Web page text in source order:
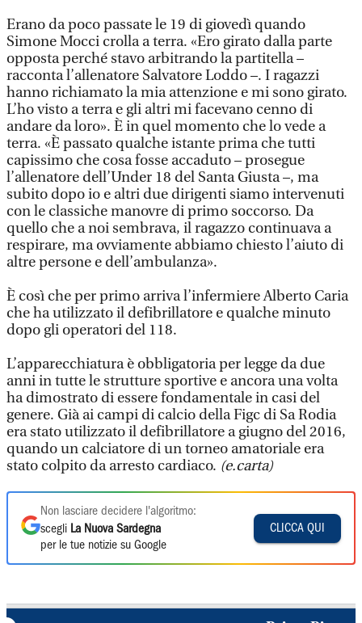
Erano da poco passate le 19 di giovedì quando
Simone Mocci crolla a terra. «Ero girato dalla parte
opposta perché stavo arbitrando la partitella –
racconta l’allenatore Salvatore Loddo –. I ragazzi
hanno richiamato la mia attenzione e mi sono girato.
L’ho visto a terra e gli altri mi facevano cenno di
andare da loro». È in quel momento che lo vede a
terra. «È passato qualche istante prima che tutti
capissimo che cosa fosse accaduto – prosegue
l’allenatore dell’Under 18 del Santa Giusta –, ma
subito dopo io e altri due dirigenti siamo intervenuti
con le classiche manovre di primo soccorso. Da
quello che a noi sembrava, il ragazzo continuava a
respirare, ma ovviamente abbiamo chiesto l’aiuto di
altre persone e dell’ambulanza».
È così che per primo arriva l’infermiere Alberto Caria
che ha utilizzato il defibrillatore e qualche minuto
dopo gli operatori del 118.
L’apparecchiatura è obbligatoria per legge da due
anni in tutte le strutture sportive e ancora una volta
ha dimostrato di essere fondamentale in casi del
genere. Già ai campi di calcio della Figc di Sa Rodia
era stato utilizzato il defibrillatore a giugno del 2016,
quando un calciatore di un torneo amatoriale era
stato colpito da arresto cardiaco. (e.carta)
Non lasciare decidere l'algoritmo:
scegli La Nuova Sardegna
per le tue notizie su Google
CLICCA QUI